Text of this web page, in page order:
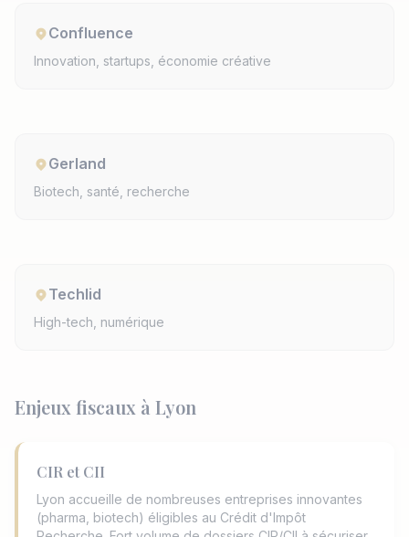
Confluence
Innovation, startups, économie créative
Gerland
Biotech, santé, recherche
Techlid
High-tech, numérique
Enjeux fiscaux à Lyon
CIR et CII
Lyon accueille de nombreuses entreprises innovantes
(pharma, biotech) éligibles au Crédit d'Impôt